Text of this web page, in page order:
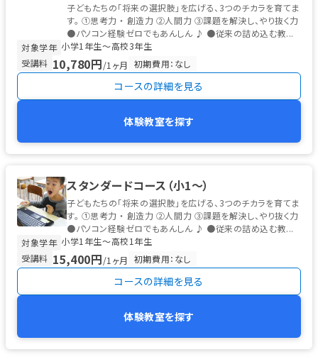
子どもたちの「将来の選択肢」を広げる、3つのチカラを育てま
す。 ①思考力 ・ 創造力 ②人間力 ③課題を解決し、やり抜く力
●パソコン経験ゼロでもあんしん ♪ ●従来の詰め込む教...
対象学年 小学1年生〜高校3年生
受講料 10,780円/1ヶ月 初期費用：なし
コースの詳細を見る
体験教室を探す
スタンダードコース（小1～）
子どもたちの「将来の選択肢」を広げる、3つのチカラを育てま
す。 ①思考力 ・ 創造力 ②人間力 ③課題を解決し、やり抜く力
●パソコン経験ゼロでもあんしん ♪ ●従来の詰め込む教...
対象学年 小学1年生〜高校1年生
受講料 15,400円/1ヶ月 初期費用：なし
コースの詳細を見る
体験教室を探す